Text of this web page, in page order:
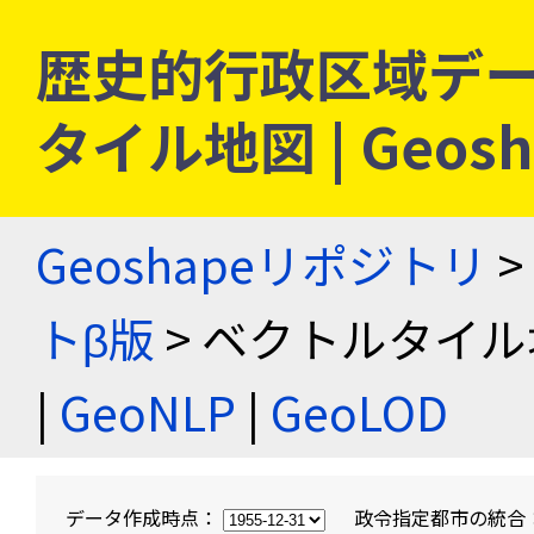
歴史的行政区域デ
タイル地図 |
Geoshapeリポジトリ >
トβ版 > ベクトルタイ
| GeoNLP | GeoLOD
データ作成時点： 政令指定都市の統